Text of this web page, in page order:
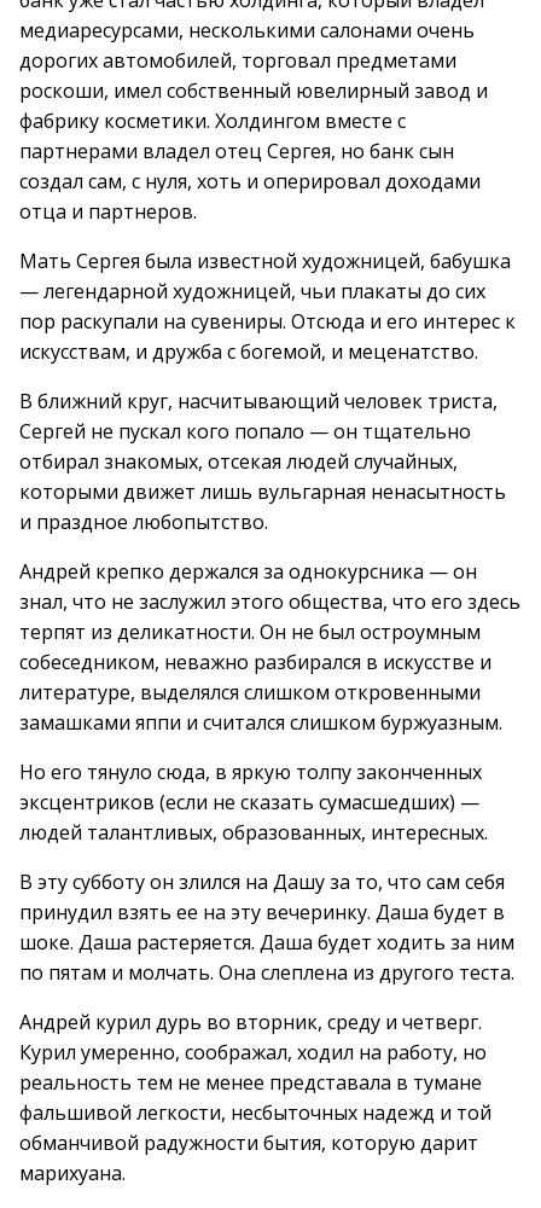
медиаресурсами, несколькими салонами очень
дорогих автомобилей, торговал предметами
роскоши, имел собственный ювелирный завод и
фабрику косметики. Холдингом вместе с
партнерами владел отец Сергея, но банк сын
создал сам, с нуля, хоть и оперировал доходами
отца и партнеров.
Мать Сергея была известной художницей, бабушка
— легендарной художницей, чьи плакаты до сих
пор раскупали на сувениры. Отсюда и его интерес к
искусствам, и дружба с богемой, и меценатство.
В ближний круг, насчитывающий человек триста,
Сергей не пускал кого попало — он тщательно
отбирал знакомых, отсекая людей случайных,
которыми движет лишь вульгарная ненасытность
и праздное любопытство.
Андрей крепко держался за однокурсника — он
знал, что не заслужил этого общества, что его здесь
терпят из деликатности. Он не был остроумным
собеседником, неважно разбирался в искусстве и
литературе, выделялся слишком откровенными
замашками яппи и считался слишком буржуазным.
Но его тянуло сюда, в яркую толпу законченных
эксцентриков (если не сказать сумасшедших) —
людей талантливых, образованных, интересных.
В эту субботу он злился на Дашу за то, что сам себя
принудил взять ее на эту вечеринку. Даша будет в
шоке. Даша растеряется. Даша будет ходить за ним
по пятам и молчать. Она слеплена из другого теста.
Андрей курил дурь во вторник, среду и четверг.
Курил умеренно, соображал, ходил на работу, но
реальность тем не менее представала в тумане
фальшивой легкости, несбыточных надежд и той
обманчивой радужности бытия, которую дарит
марихуана.